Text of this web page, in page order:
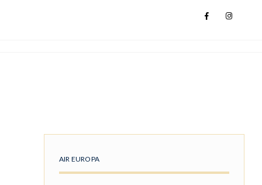
AIR EUROPA